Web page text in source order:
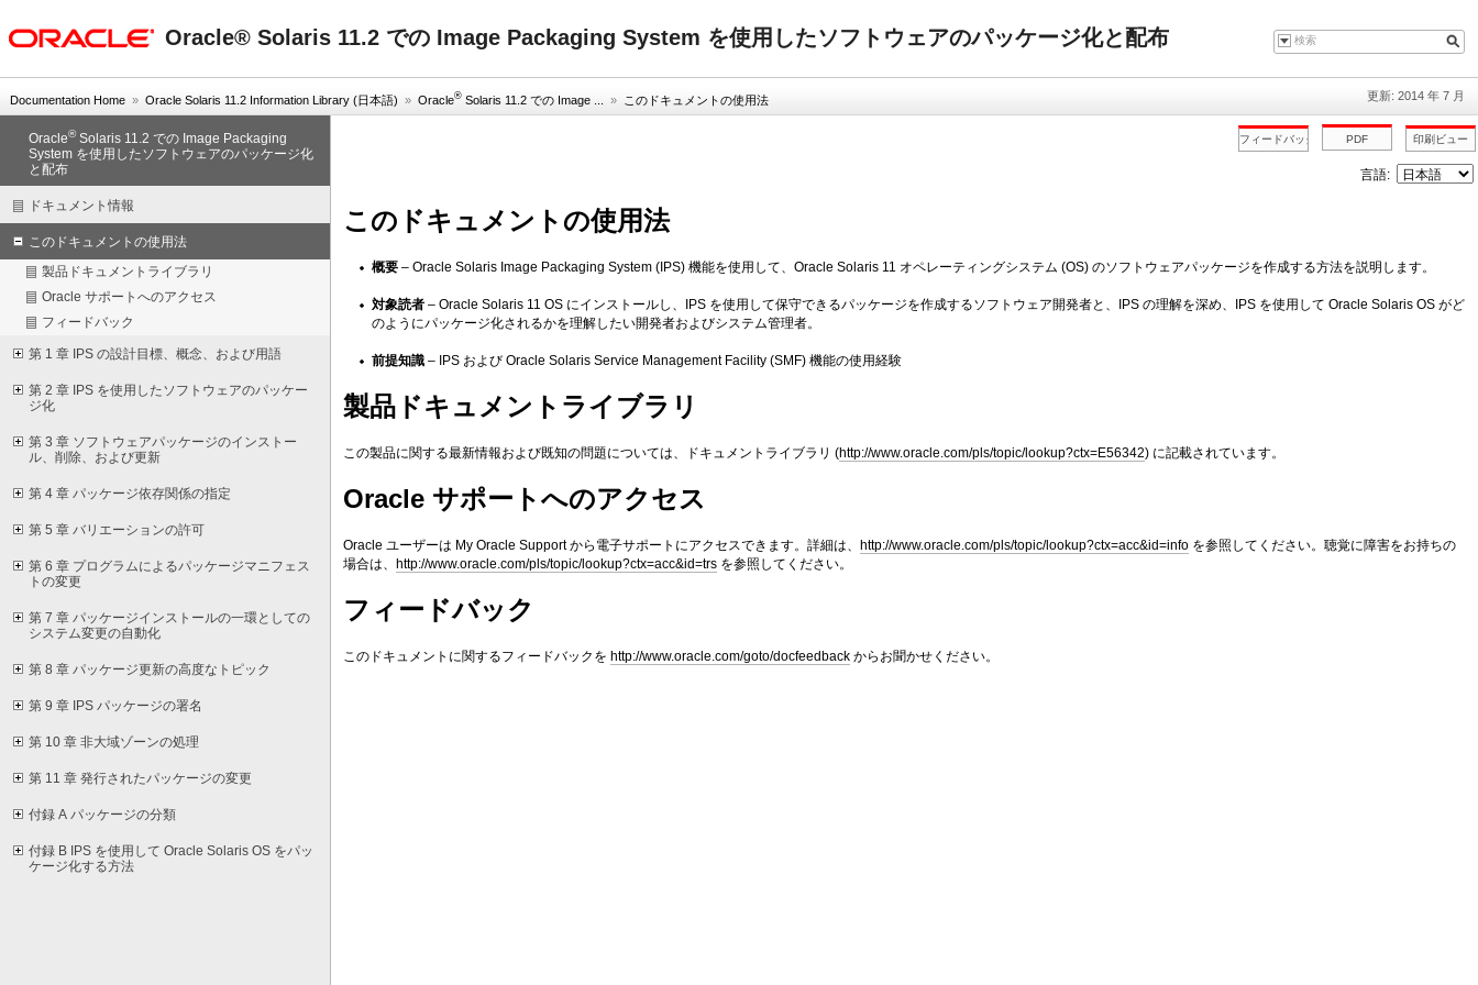
Oracle® Solaris 11.2 での Image Packaging System を使用したソフトウェアのパッケージ化と配布
Documentation Home » Oracle Solaris 11.2 Information Library (日本語) » Oracle® Solaris 11.2 での Image ... » このドキュメントの使用法 更新: 2014 年 7 月
Oracle®Solaris 11.2 での Image Packaging
System を使用したソフトウェアのパッケージ化
と配布
ドキュメント情報
このドキュメントの使用法
製品ドキュメントライブラリ
Oracle サポートへのアクセス
フィードバック
第 1 章 IPS の設計目標、概念、および用語
第 2 章 IPS を使用したソフトウェアのパッケー
ジ化
第 3 章 ソフトウェアパッケージのインストー
ル、削除、および更新
第 4 章 パッケージ依存関係の指定
第 5 章 バリエーションの許可
第 6 章 プログラムによるパッケージマニフェス
トの変更
第 7 章 パッケージインストールの一環としての
システム変更の自動化
第 8 章 パッケージ更新の高度なトピック
第 9 章 IPS パッケージの署名
第 10 章 非大域ゾーンの処理
第 11 章 発行されたパッケージの変更
付録 A パッケージの分類
付録 B IPS を使用して Oracle Solaris OS をパッ
ケージ化する方法
言語:
このドキュメントの使用法
概要 – Oracle Solaris Image Packaging System (IPS) 機能を使用して、Oracle Solaris 11 オペレーティングシステム (OS) のソフトウェアパッケージを作成する方法を説明します。
対象読者 – Oracle Solaris 11 OS にインストールし、IPS を使用して保守できるパッケージを作成するソフトウェア開発者と、IPS の理解を深め、IPS を使用して Oracle Solaris OS がど
のようにパッケージ化されるかを理解したい開発者およびシステム管理者。
前提知識 – IPS および Oracle Solaris Service Management Facility (SMF) 機能の使用経験
製品ドキュメントライブラリ
この製品に関する最新情報および既知の問題については、ドキュメントライブラリ (http://www.oracle.com/pls/topic/lookup?ctx=E56342) に記載されています。
Oracle サポートへのアクセス
Oracle ユーザーは My Oracle Support から電子サポートにアクセスできます。詳細は、 http://www.oracle.com/pls/topic/lookup?ctx=acc&id=info を参照してください。聴覚に障害をお持ちの
場合は、 http://www.oracle.com/pls/topic/lookup?ctx=acc&id=trs を参照してください。
フィードバック
このドキュメントに関するフィードバックを http://www.oracle.com/goto/docfeedback からお聞かせください。